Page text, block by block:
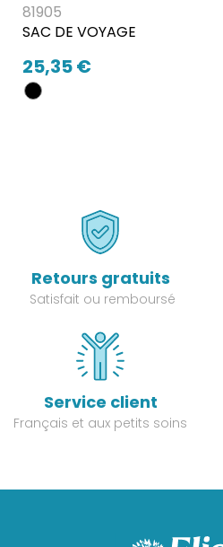
81905
SAC DE VOYAGE
25,35 €
Retours gratuits
Satisfait ou remboursé
Service client
Français et aux petits soins